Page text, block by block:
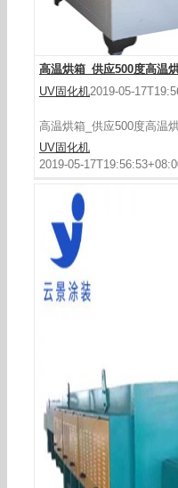
高温烘箱_供应500度高温
UV固化机2019-05-
高温烘箱_供应500度高温
UV固化机
2019-05-